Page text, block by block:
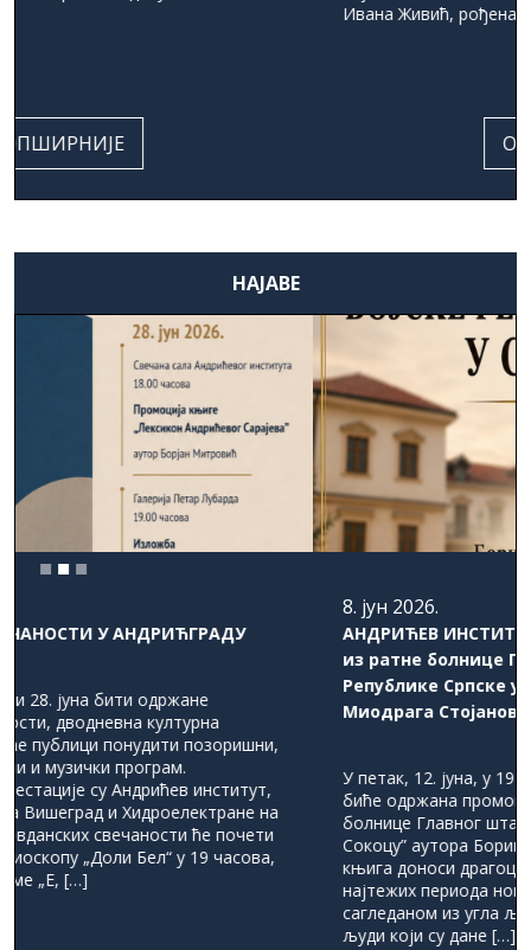
НАЈАВЕ
8. јун 2026.
АНДРИЋЕВ ИНСТИТУТ: Промоција књиге „Приче
из ратне болнице Главног штаба Војске
Републике Српске у Сокоцу” аутора Борише и
У петак, 12. јуна, у 19 часова у Андрићевом институту
биће одржана промоција књиге „Приче из ратне
болнице Главног штаба Војске Републике Српске у
Сокоцу” аутора Борише и Миодрага Стојановића. Ова
књига доноси драгоцјено свједочанство о једном од
најтежих периода новије историје Републике Српске,
сагледаном из угла љекара, медицинског особља и